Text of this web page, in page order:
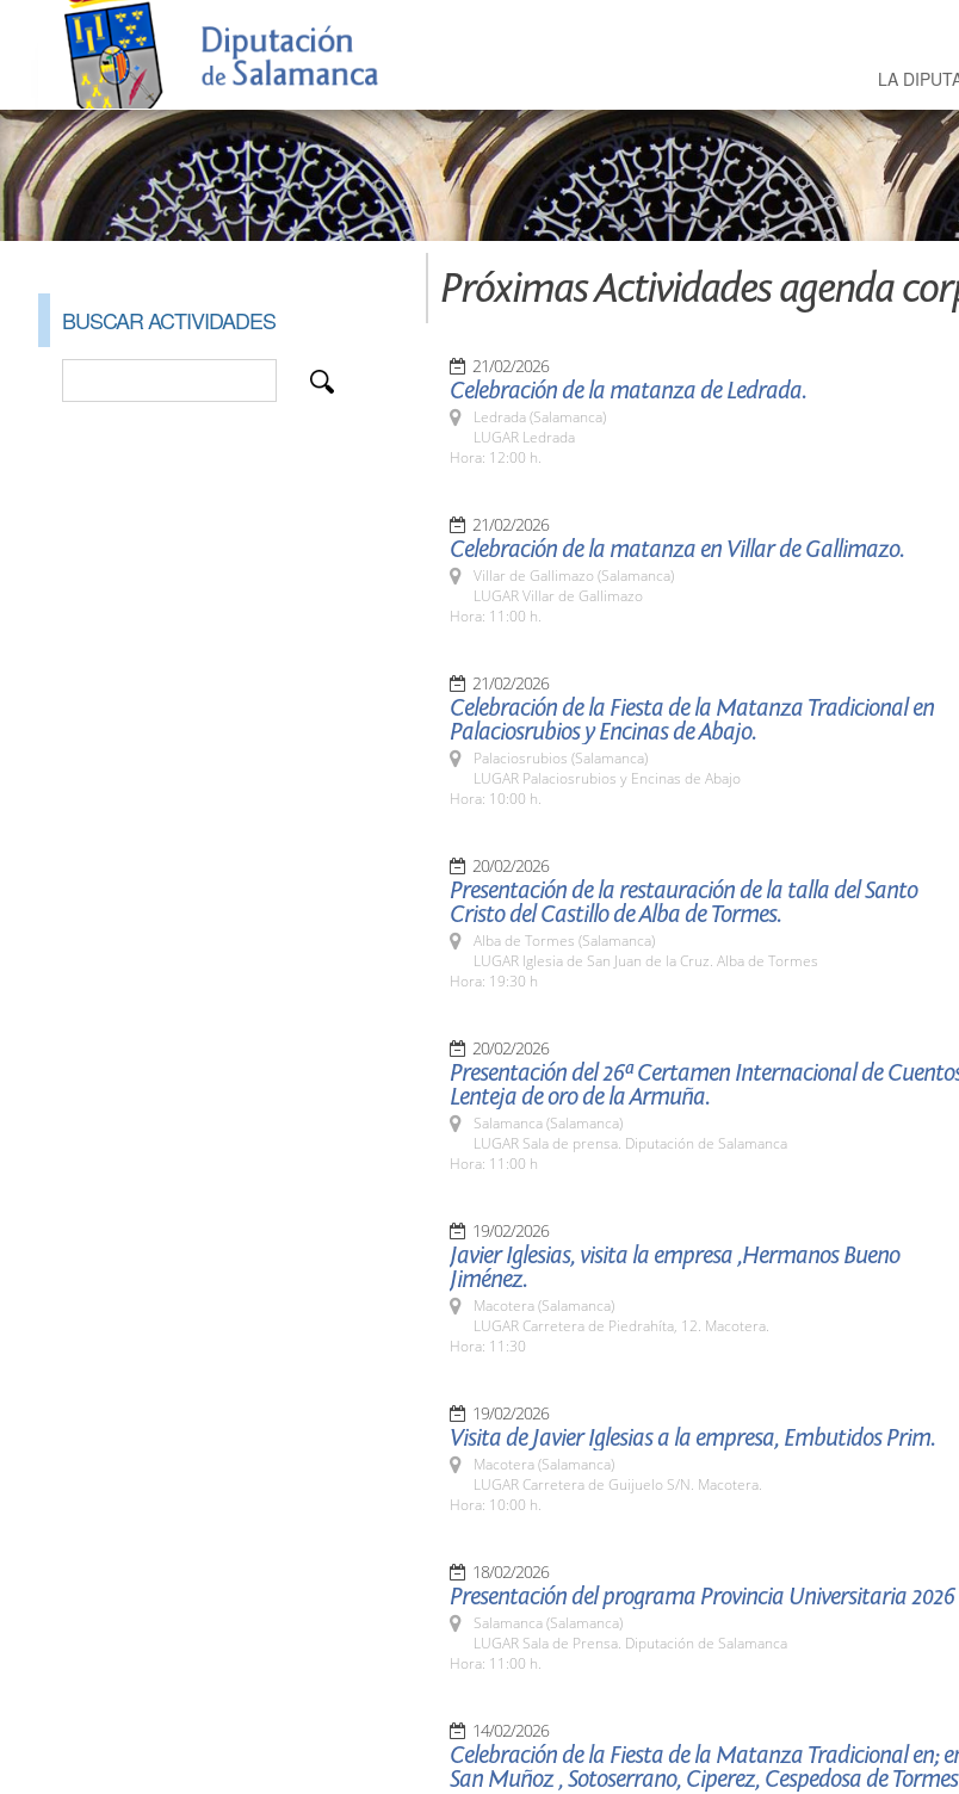
LA
BUSCAR ACTIVIDADES
Próximas Actividades agenda
21/02/2026
Celebración de la matanza de Ledrada.
Ledrada (Salamanca)
LUGAR Ledrada
Hora: 12:00 h.
21/02/2026
Celebración de la matanza en Villar de Gallimazo.
Villar de Gallimazo (Salamanca)
LUGAR Villar de Gallimazo
Hora: 11:00 h.
21/02/2026
Celebración de la Fiesta de la Matanza Tradicional en
Palaciosrubios y Encinas de Abajo.
Palaciosrubios (Salamanca)
LUGAR Palaciosrubios y Encinas de Abajo
Hora: 10:00 h.
20/02/2026
Presentación de la restauración de la talla del Santo
Cristo del Castillo de Alba de Tormes.
Alba de Tormes (Salamanca)
LUGAR Iglesia de San Juan de la Cruz. Alba de Tormes
Hora: 19:30 h
20/02/2026
Presentación del 26ª Certamen Internacional de
Lenteja de oro de la Armuña.
Salamanca (Salamanca)
LUGAR Sala de prensa. Diputación de Salamanca
Hora: 11:00 h
19/02/2026
Javier Iglesias, visita la empresa ,Hermanos Bueno
Jiménez.
Macotera (Salamanca)
LUGAR Carretera de Piedrahíta, 12. Macotera.
Hora: 11:30
19/02/2026
Visita de Javier Iglesias a la empresa, Embutidos Prim.
Macotera (Salamanca)
LUGAR Carretera de Guijuelo S/N. Macotera.
Hora: 10:00 h.
18/02/2026
Presentación del programa Provincia Universitaria 2026
Salamanca (Salamanca)
LUGAR Sala de Prensa. Diputación de Salamanca
Hora: 11:00 h.
14/02/2026
Celebración de la Fiesta de la Matanza Tradicional en;
San Muñoz , Sotoserrano, Ciperez, Cespedosa de Tormes